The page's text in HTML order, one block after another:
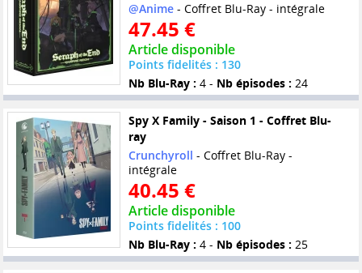
@Anime- Coffret Blu-Ray - intégrale
47.45 €
Article disponible
Points fidelités : 130
Nb Blu-Ray : 4 - Nb épisodes : 24
Spy X Family - Saison 1 - Coffret Blu-
ray
Crunchyroll - Coffret Blu-Ray -
intégrale
40.45 €
Article disponible
Points fidelités : 100
Nb Blu-Ray : 4 - Nb épisodes : 25